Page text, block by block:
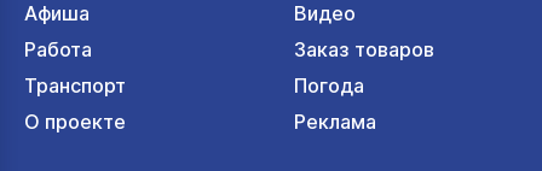
Афиша
Видео
Работа
Заказ товаров
Транспорт
Погода
О проекте
Реклама